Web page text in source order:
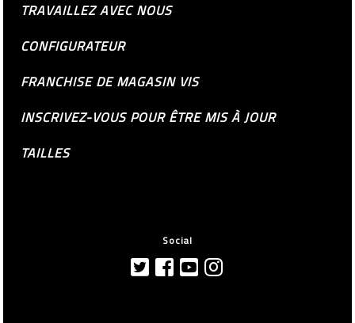
TRAVAILLEZ AVEC NOUS
CONFIGURATEUR
FRANCHISE DE MAGASIN VIS
INSCRIVEZ-VOUS POUR ÊTRE MIS À JOUR
TAILLES
Social